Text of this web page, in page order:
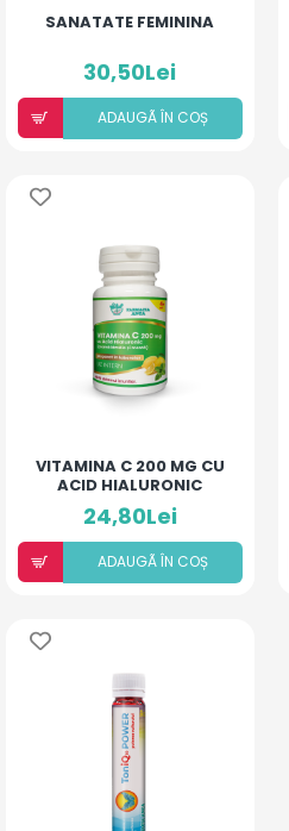
SANATATE FEMININA
30,50Lei
ADAUGÃ ÎN COȘ
VITAMINA C 200 MG CU
ACID HIALURONIC
(AROMĂ LĂMÂIE ȘI
MENTĂ)
24,80Lei
ADAUGÃ ÎN COȘ